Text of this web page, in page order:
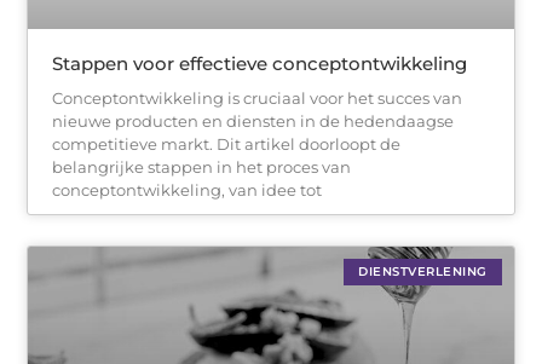
Stappen voor effectieve conceptontwikkeling
Conceptontwikkeling is cruciaal voor het succes van
nieuwe producten en diensten in de hedendaagse
competitieve markt. Dit artikel doorloopt de
belangrijke stappen in het proces van
conceptontwikkeling, van idee tot
DIENSTVERLENING